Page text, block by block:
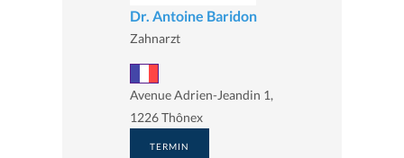
Dr. Antoine Baridon
Zahnarzt
Avenue Adrien-Jeandin 1,
1226 Thônex
TERMIN